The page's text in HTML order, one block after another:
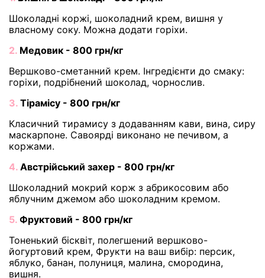
Шоколадні коржі, шоколадний крем, вишня у
власному соку. Можна додати горіхи.
2. Медовик - 800 грн/кг
Вершково-сметанний крем. Інгредієнти до смаку:
горіхи, подрібнений шоколад, чорнослив.
3. Тірамісу - 800 грн/кг
Класичний тирамису з додаванням кави, вина, сиру
маскарпоне. Савоярді виконано не печивом, а
коржами.
4. Австрійський захер - 800 грн/кг
Шоколадний мокрий корж з абрикосовим або
яблучним джемом або шоколадним кремом.
5. Фруктовий - 800 грн/кг
Тоненький бісквіт, полегшений вершково-
йогуртовий крем, Фрукти на ваш вибір: персик,
яблуко, банан, полуниця, малина, смородина,
вишня.